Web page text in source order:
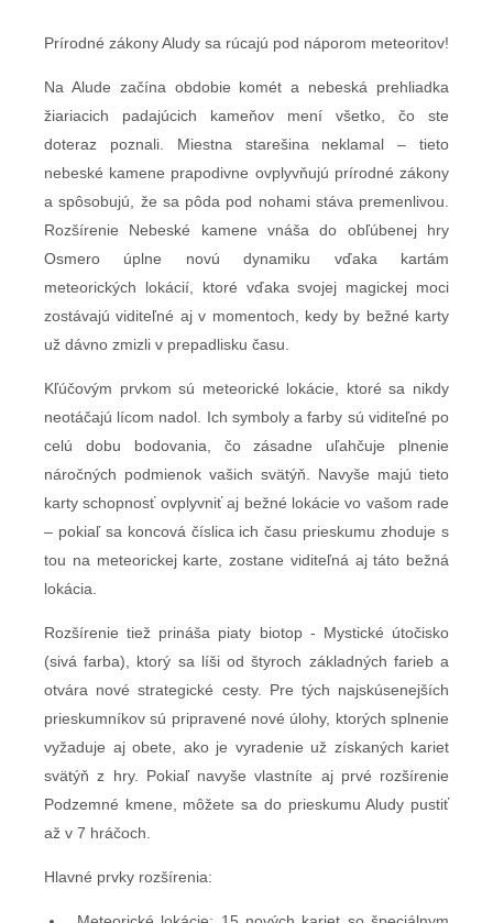
Prírodné zákony Aludy sa rúcajú pod náporom meteoritov!
Na Alude začína obdobie komét a nebeská prehliadka
žiariacich padajúcich kameňov mení všetko, čo ste
doteraz poznali. Miestna starešina neklamal – tieto
nebeské kamene prapodivne ovplyvňujú prírodné zákony
a spôsobujú, že sa pôda pod nohami stáva premenlivou.
Rozšírenie Nebeské kamene vnáša do obľúbenej hry
Osmero úplne novú dynamiku vďaka kartám
meteorických lokácií, ktoré vďaka svojej magickej moci
zostávajú viditeľné aj v momentoch, kedy by bežné karty
už dávno zmizli v prepadlisku času.
Kľúčovým prvkom sú meteorické lokácie, ktoré sa nikdy
neotáčajú lícom nadol. Ich symboly a farby sú viditeľné po
celú dobu bodovania, čo zásadne uľahčuje plnenie
náročných podmienok vašich svätýň. Navyše majú tieto
karty schopnosť ovplyvniť aj bežné lokácie vo vašom rade
– pokiaľ sa koncová číslica ich času prieskumu zhoduje s
tou na meteorickej karte, zostane viditeľná aj táto bežná
lokácia.
Rozšírenie tiež prináša piaty biotop - Mystické útočisko
(sivá farba), ktorý sa líši od štyroch základných farieb a
otvára nové strategické cesty. Pre tých najskúsenejších
prieskumníkov sú pripravené nové úlohy, ktorých splnenie
vyžaduje aj obete, ako je vyradenie už získaných kariet
svätýň z hry. Pokiaľ navyše vlastníte aj prvé rozšírenie
Podzemné kmene, môžete sa do prieskumu Aludy pustiť
až v 7 hráčoch.
Hlavné prvky rozšírenia: